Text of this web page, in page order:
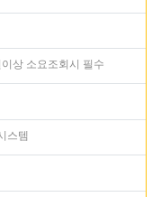
상 소요조회시 필수
스템